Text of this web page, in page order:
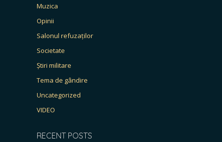
Muzica
Opinii
Salonul refuzaților
Societate
Știri militare
Tema de gândire
Uncategorized
VIDEO
RECENT POSTS